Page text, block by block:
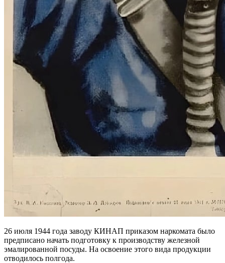
26 июля 1944 года заводу КИНАП приказом наркомата было
предписано начать подготовку к производству железной
эмалированной посуды. На освоение этого вида продукции
отводилось полгода.